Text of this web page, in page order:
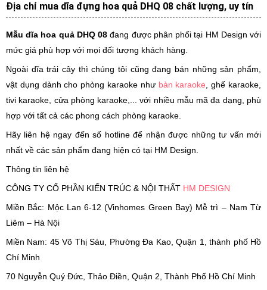
Địa chỉ mua dĩa đựng hoa quả DHQ 08 chất lượng, uy tín
Mẫu dĩa hoa quả DHQ 08 đang được phân phối tại HM Design với
mức giá phù hợp với mọi đối tượng khách hàng.
Ngoài dĩa trái cây thì chúng tôi cũng đang bán những sản phẩm,
vật dụng dành cho phòng karaoke như bàn karaoke , ghế karaoke,
tivi karaoke, cửa phòng karaoke,... với nhiều mẫu mã đa dạng, phù
hợp với tất cả các phong cách phòng karaoke.
Hãy liên hệ ngay đến số hotline để nhận được những tư vấn mới
nhất về các sản phẩm đang hiện có tại HM Design.
Thông tin liên hệ
CÔNG TY CỔ PHẦN KIẾN TRÚC & NỘI THẤT HM DESIGN
Miền Bắc: Mộc Lan 6-12 (Vinhomes Green Bay) Mễ trì – Nam Từ
Liêm – Hà Nội
Miền Nam: 45 Võ Thị Sáu, Phường Đa Kao, Quận 1, thành phố Hồ
Chí Minh
70 Nguyễn Quý Đức, Thảo Điền, Quận 2, Thành Phố Hồ Chí Minh